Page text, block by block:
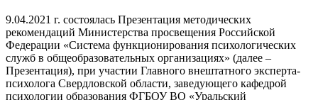
9.04.2021 г. состоялась Презентация методических
рекомендаций Министерства просвещения Российской
Федерации «Система функционирования психологических
служб в общеобразовательных организациях» (далее –
Презентация), при участии Главного внештатного эксперта-
психолога Свердловской области, заведующего кафедрой
психологии образования ФГБОУ ВО «Уральский